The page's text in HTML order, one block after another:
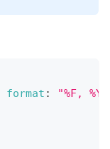
format :
"%F, %Y"